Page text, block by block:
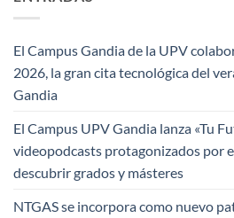
El Campus Gandia de la UPV
2026, la gran cita tecnológica del
Gandia
El Campus UPV Gandia lanza «Tu
videopodcasts protagonizados por
descubrir grados y másteres
NTGAS se incorpora como nuevo